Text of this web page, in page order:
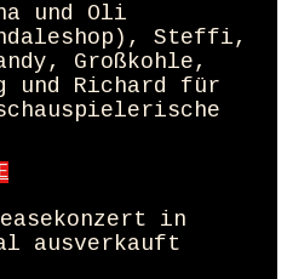
und Oli
Steffi,
Großkohle,
und Richard für